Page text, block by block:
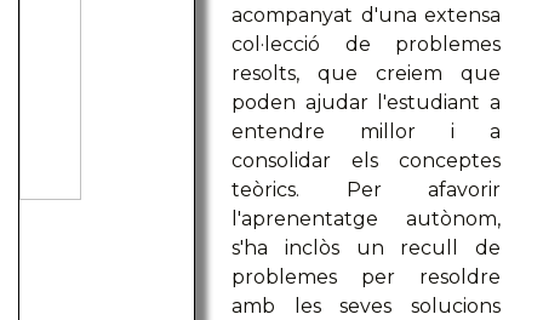
acompanyat d'una extensa
col·lecció de problemes
resolts, que creiem que
poden ajudar l'estudiant a
entendre millor i a
consolidar els conceptes
teòrics. Per afavorir
l'aprenentatge autònom,
s'ha inclòs un recull de
problemes per resoldre
amb les seves solucions